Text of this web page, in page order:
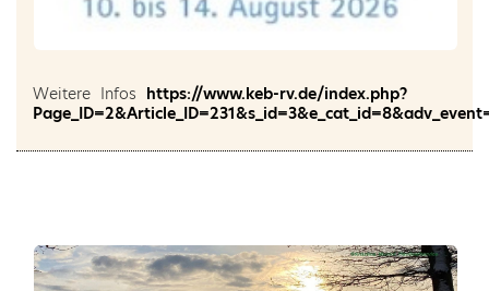
Weitere Infos https://www.keb-rv.de/index.php?